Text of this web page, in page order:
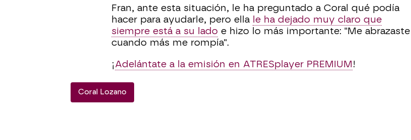
Fran, ante esta situación, le ha preguntado a Coral qué podía
hacer para ayudarle, pero ella le ha dejado muy claro que
siempre está a su lado e hizo lo más importante: "Me abrazaste
cuando más me rompía".
¡Adelántate a la emisión en ATRESplayer PREMIUM!
Coral Lozano